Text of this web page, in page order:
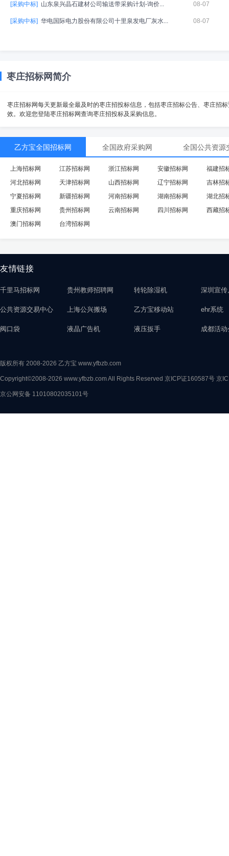
[采购中标] 山东泉兴晶石建材公司输送带采购计划-询价... 08-07
[采购中标] 华电国际电力股份有限公司十里泉发电厂灰水... 08-07
枣庄招标网简介
枣庄招标网每天更新最全最及时的枣庄招投标信息，包括枣庄招标公告、枣庄招
效。欢迎您登陆枣庄招标网查询枣庄招投标及采购信息。
乙方宝全国招标网 全国政府采购网 全国公共资源
上海招标网 江苏招标网 浙江招标网 安徽招标网
福建招
河北招标网
天津招标网 山西招标网 辽宁招标网
吉林招
宁夏招标网
新疆招标网 河南招标网 湖南招标网
湖北招
重庆招标网
贵州招标网 云南招标网 四川招标网
西藏招
澳门招标网
台湾招标网
友情链接
千里马招标网 贵州教师招聘网 转轮除湿机 深圳宣传
公共资源交易中心 上海公兴搬场 乙方宝移动站 ehr系统
阀口袋 液晶广告机 液压扳手 成都活动
版权所有 2008-2026 乙方宝 www.yfbzb.com
Copyright©2008-2026 www.yfbzb.com All Rights Reserved 京ICP证160587号 京
京公网安备 11010802035101号